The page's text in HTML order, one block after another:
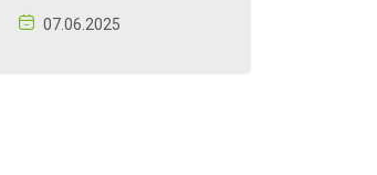
07.06.2025